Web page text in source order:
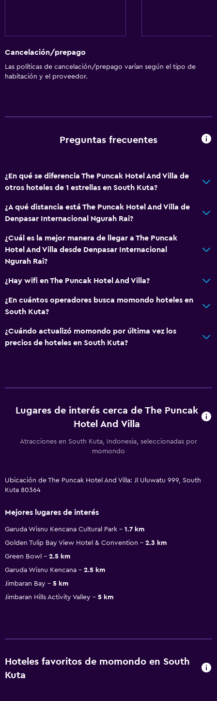
Cancelación/prepago
Las políticas de cancelación/prepago varían según el tipo de
habitación y el proveedor.
Preguntas frecuentes
¿En qué se diferencia The Puncak Hotel And Villa de
otros hoteles de 1 estrellas en South Kuta?
¿A qué distancia está The Puncak Hotel And Villa de
Denpasar Internacional Ngurah Rai?
¿Cuál es la mejor manera de llegar a The Puncak
Hotel And Villa desde Denpasar Internacional
Ngurah Rai?
¿Hay wifi en The Puncak Hotel And Villa?
¿En cuántos operadores busca momondo hoteles en
South Kuta?
¿Cuándo actualizó momondo por última vez los
precios de hoteles en South Kuta?
Lugares de interés cerca de The Puncak
Hotel And Villa
Atracciones en South Kuta, Indonesia, seleccionadas por
momondo
Ubicación de The Puncak Hotel And Villa: Jl Uluwatu 999, South
Kuta 80364
Mejores lugares de interés
Garuda Wisnu Kencana Cultural Park
1.7 km
Golden Tulip Bay View Hotel & Convention
2.3 km
Green Bowl
2.5 km
Garuda Wisnu Kencana
2.5 km
Jimbaran Bay
5 km
Jimbaran Hills Activity Valley
5 km
Hoteles favoritos de momondo en South
Kuta